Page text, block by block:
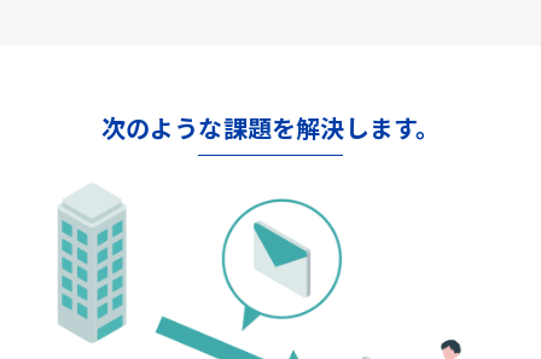
次のような課題を解決します。